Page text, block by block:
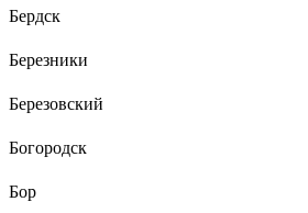
Бердск
Березники
Березовский
Богородск
Бор